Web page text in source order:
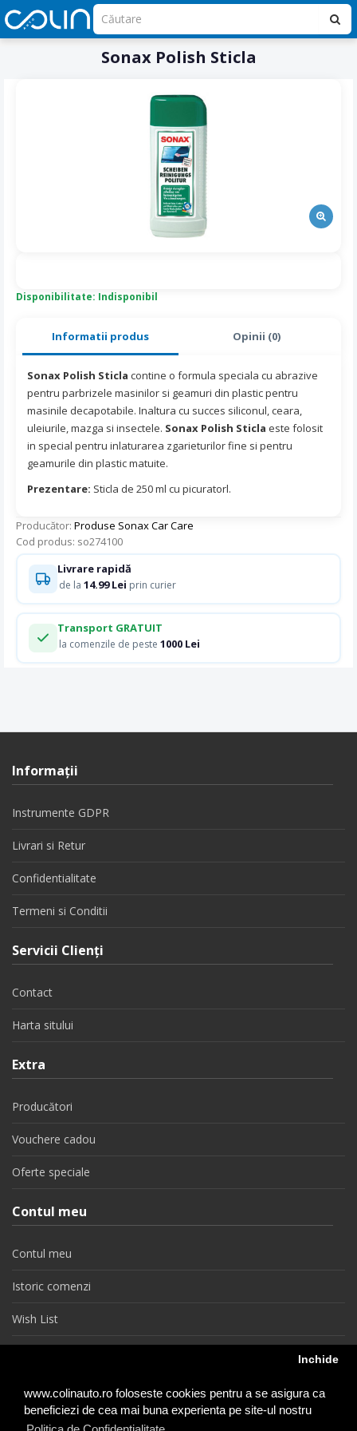
www.colinauto.ro foloseste cookies pentru a se asigura ca
beneficiezi de cea mai buna experienta pe site-ul nostru
Inchide
Sonax Polish Sticla
Informatii produs Opinii (0)
Sonax Polish Sticla contine o formula speciala cu abrazive
pentru parbrizele masinilor si geamuri din plastic pentru
masinile decapotabile. Inaltura cu succes siliconul, ceara,
uleiurile, mazga si insectele. Sonax Polish Sticla este folosit
in special pentru inlaturarea zgarieturilor fine si pentru
geamurile din plastic matuite.
Prezentare: Sticla de 250 ml cu picuratorl.
Producător: Produse Sonax Car Care
Cod produs: so274100
Disponibilitate: Indisponibil
Livrare rapidă
de la 14.99 Lei prin curier
Transport GRATUIT
la comenzile de peste 1000 Lei
Informaţii
Instrumente GDPR
Livrari si Retur
Confidentialitate
Termeni si Conditii
Servicii Clienţi
Contact
Harta sitului
Extra
Producători
Vouchere cadou
Oferte speciale
Contul meu
Contul meu
Istoric comenzi
Wish List